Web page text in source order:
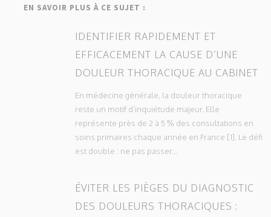
EN SAVOIR PLUS À CE SUJET :
IDENTIFIER RAPIDEMENT ET
EFFICACEMENT LA CAUSE D’UNE
DOULEUR THORACIQUE AU CABINET
En médecine générale, la douleur thoracique
reste un motif d’inquiétude majeur. Elle
représente près de 2 à 5 % des consultations en
soins primaires chaque année en France [1]. Le défi
est double : ne pas passer...
ÉVITER LES PIÈGES DU DIAGNOSTIC
DES DOULEURS THORACIQUES :